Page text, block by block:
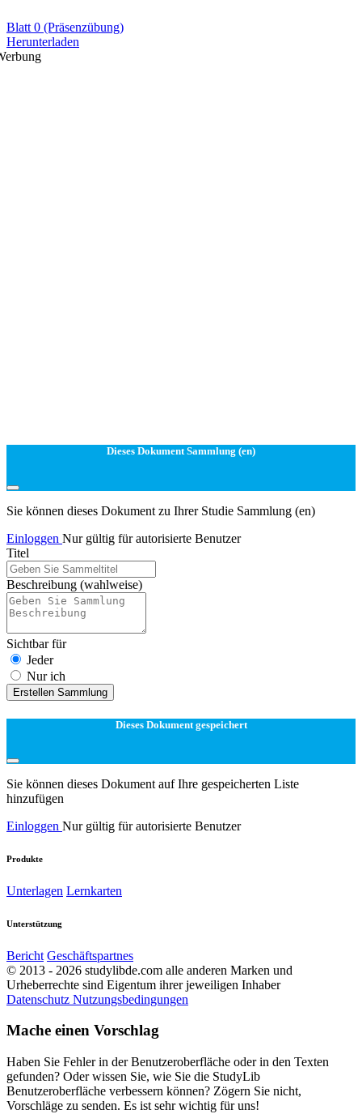
Blatt 0 (Präsenzübung)
Herunterladen
Dieses Dokument Sammlung (en)
Sie können dieses Dokument zu Ihrer Studie Sammlung (en)
Einloggen Nur gültig für autorisierte Benutzer
Titel
Beschreibung (wahlweise)
Sichtbar für
Jeder
Nur ich
Erstellen Sammlung
Dieses Dokument gespeichert
Sie können dieses Dokument auf Ihre gespeicherten Liste
hinzufügen
Einloggen Nur gültig für autorisierte Benutzer
Produkte
Unterlagen Lernkarten
Unterstützung
Bericht Geschäftspartnes
© 2013 - 2026 studylibde.com alle anderen Marken und
Urheberrechte sind Eigentum ihrer jeweiligen Inhaber
Datenschutz Nutzungsbedingungen
Mache einen Vorschlag
Haben Sie Fehler in der Benutzeroberfläche oder in den Texten
gefunden? Oder wissen Sie, wie Sie die StudyLib
Benutzeroberfläche verbessern können? Zögern Sie nicht,
Vorschläge zu senden. Es ist sehr wichtig für uns!